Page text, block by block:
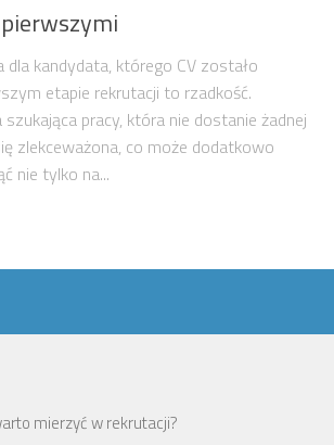
kandydata, którego CV zostało
etapie rekrutacji to rzadkość.
pracy, która nie dostanie żadnej
zlekceważona, co może dodatkowo
nie tylko na...
mierzyć w rekrutacji?